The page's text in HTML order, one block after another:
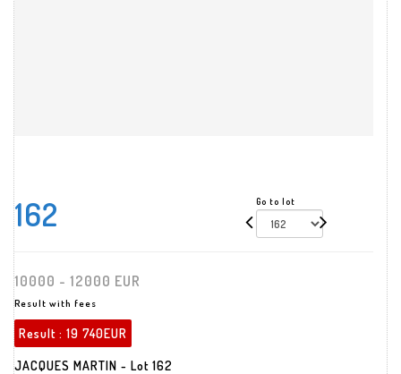
162 Go to lot
10000 - 12000 EUR
Result with fees
Result : 19 740EUR
JACQUES MARTIN - Lot 162